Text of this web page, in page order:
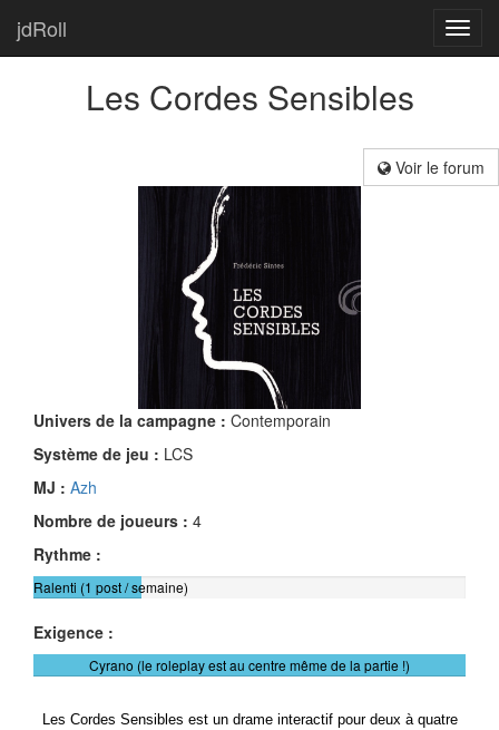
jdRoll
Les Cordes Sensibles
Voir le forum
Univers de la campagne : Contemporain
Système de jeu : LCS
MJ : Azh
Nombre de joueurs : 4
Rythme :
Ralenti (1 post / semaine)
Exigence :
Cyrano (le roleplay est au centre même de la partie !)
Les Cordes Sensibles est un drame interactif pour deux à quatre